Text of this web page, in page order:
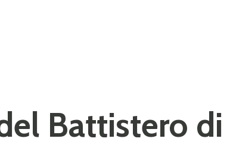
Battistero di